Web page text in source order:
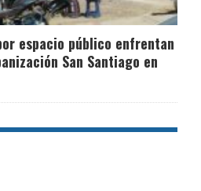
espacio público enfrentan
San Santiago en